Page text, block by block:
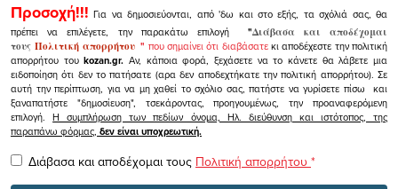
Προσοχή!!! Για να δημοσιεύονται, από 'δω και στο εξής, τα σχόλιά σας, θα
πρέπει να επιλέγετε, την παρακάτω επιλογή
"Διάβασα και αποδέχομαι
τουςΠολιτική απορρήτου" που σημαίνει ότι διαβάσατεκι αποδέχεστε την πολιτική
απορρήτου τουkozan.gr. Αν, κάποια φορά, ξεχάσετε να το κάνετε θα λάβετε μια
ειδοποίηση ότι δεν το πατήσατε (αρα δεν αποδεχτήκατε την πολιτική απορρήτου). Σε
αυτή την περίπτωση, για να μη χαθεί το σχόλιο σας, πατήστε να γυρίσετε πίσω και
ξαναπατήστε "δημοσίευση", τσεκάροντας, προηγουμένως, την προαναφερόμενη
επιλογή.Η συμπλήρωση των πεδίων όνομα, Ηλ. διεύθυνση και ιστότοπος, της
παραπάνω φόρμας, δεν είναι υποχρεωτική.
Διάβασα και αποδέχομαι τους Πολιτική απορρήτου *